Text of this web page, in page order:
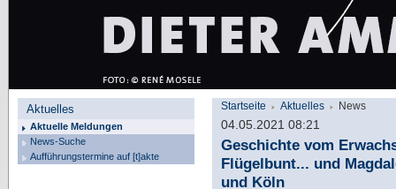
Aktuelles
Aktuelle Meldungen
News-Suche
Aufführungstermine auf [t]akte
Startseite Aktuelles News
04.05.2021 08:21
Geschichte vom
Flügelbunt... und
und Köln